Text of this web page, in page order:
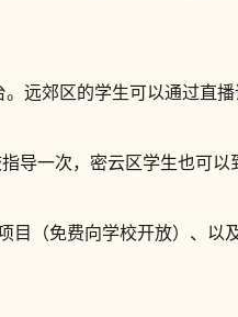
远郊区的学生可以通过直
导一次，密云区学生也可
目（免费向学校开放）、以